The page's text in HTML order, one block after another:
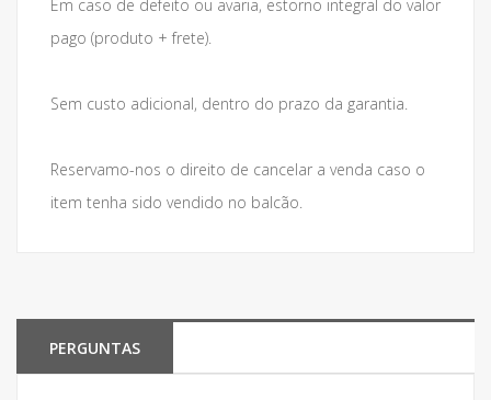
Em caso de defeito ou avaria, estorno integral do valor
pago (produto + frete).
Sem custo adicional, dentro do prazo da garantia.
Reservamo-nos o direito de cancelar a venda caso o
item tenha sido vendido no balcão.
PERGUNTAS